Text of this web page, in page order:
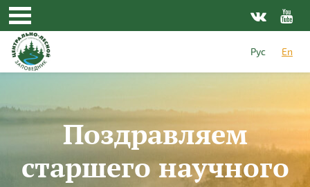
Skip to main content
Рус
En
Поздравляем
старшего научного